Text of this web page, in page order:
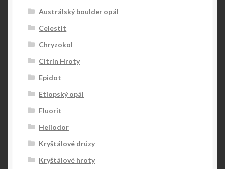
Austrálský boulder opál
Celestit
Chryzokol
Citrín Hroty
Epidot
Etiopský opál
Fluorit
Heliodor
Kryštálové drúzy
Kryštálové hroty